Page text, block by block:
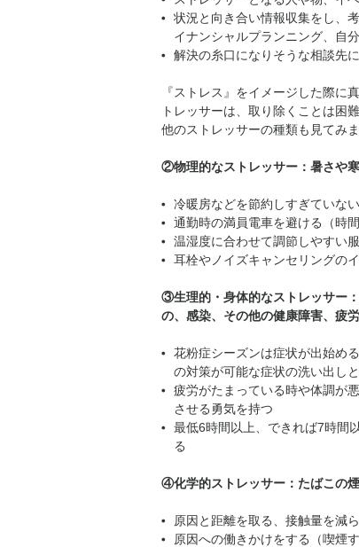
状況と向き合い情報収集をし、
イナンシャルプランニング、自
解決の糸口になりそうな相談先
『ストレス』をイメージした際に
トレッサーは、取り除くことは困
他のストレッサーの種類も見てみま
②物理的なストレッサー：暑さや
冷暖房などを節約しすぎていな
通勤時の満員電車を避ける（時
温湿度に合わせて調節しやすい
耳栓やノイズキャンセリングの
③生理的・身体的なストレッサー
の、感染、その他の健康障害、疲
花粉症シーズンは症状が出始め
の対策が可能な症状の洗い出し
疲労がたまっている時や体調が
させる勇気を持つ
最低6時間以上、できれば7時間
る
④化学的ストレッサー：たばこの
原因と距離を取る、接触量を減
原因への働きかけをする（喫煙